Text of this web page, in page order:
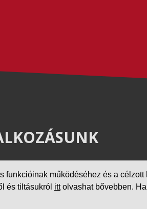
funkcióinak működéséhez és a
és tiltásukról ittolvashat bővebben.